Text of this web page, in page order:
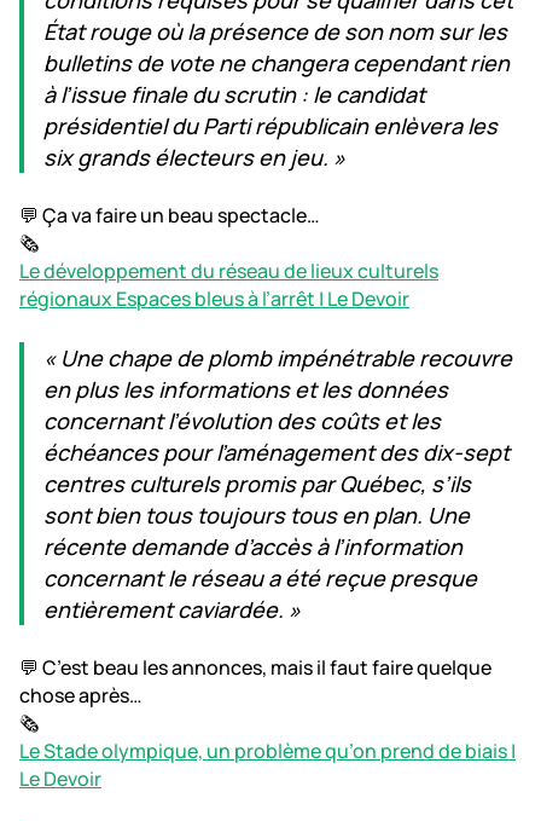
État rouge où la présence de son nom sur les
bulletins de vote ne changera cependant rien
à l’issue finale du scrutin : le candidat
présidentiel du Parti républicain enlèvera les
six grands électeurs en jeu. »
💬 Ça va faire un beau spectacle…
🗞️
Le développement du réseau de lieux culturels
régionaux Espaces bleus à l’arrêt | Le Devoir
« Une chape de plomb impénétrable recouvre
en plus les informations et les données
concernant l’évolution des coûts et les
échéances pour l’aménagement des dix-sept
centres culturels promis par Québec, s’ils
sont bien tous toujours tous en plan. Une
récente demande d’accès à l’information
concernant le réseau a été reçue presque
entièrement caviardée. »
💬 C’est beau les annonces, mais il faut faire quelque
chose après…
🗞️
Le Stade olympique, un problème qu’on prend de biais |
Le Devoir